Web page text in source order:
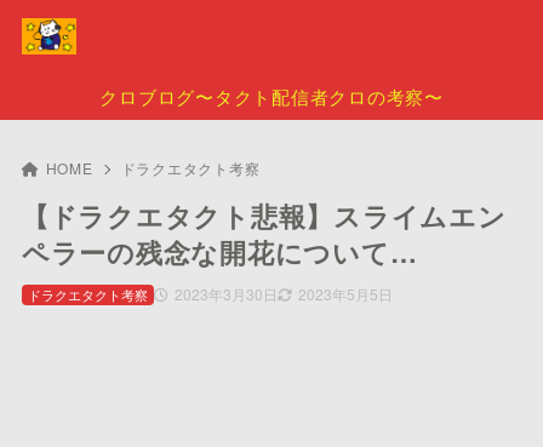
クロブログ〜タクト配信者クロの考察〜
HOME ドラクエタクト考察
【ドラクエタクト悲報】スライムエン
ペラーの残念な開花について…
2023年3月30日 2023年5月5日
ドラクエタクト考察